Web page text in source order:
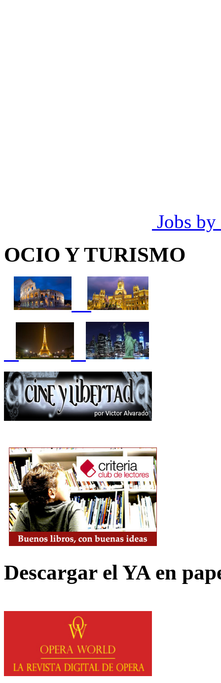
Jobs by
OCIO Y TURISMO
Descargar el YA en